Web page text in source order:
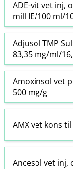
ADE-vit vet inj,
mill IE/100 ml/
Adjusol TMP
83,35 mg/ml/
Amoxinsol vet
500 mg/g
AMX vet kons
Ancesol vet inj,